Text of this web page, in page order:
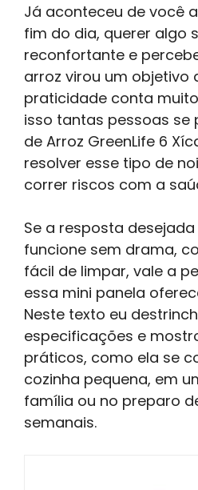
Já aconteceu de você
fim do dia, querer algo
reconfortante e
arroz virou um objetivo
praticidade conta
isso tantas pessoas se
de Arroz GreenLife 6
resolver esse tipo de
correr riscos com a
Se a resposta
funcione sem drama,
fácil de limpar, vale a
essa mini panela
Neste texto eu
especificações e
práticos, como ela se
cozinha pequena, em
família ou no preparo
semanais.